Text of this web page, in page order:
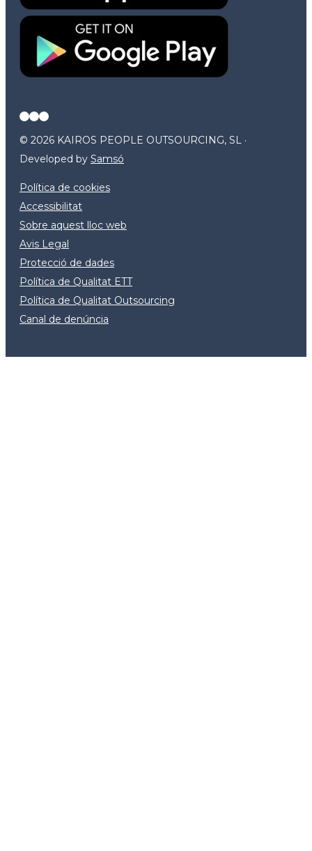
© 2026 KAIROS PEOPLE OUTSOURCING, SL ·
Developed by Samsó
Política de cookies
Accessibilitat
Sobre aquest lloc web
Avis Legal
Protecció de dades
Política de Qualitat ETT
Política de Qualitat Outsourcing
Canal de denúncia